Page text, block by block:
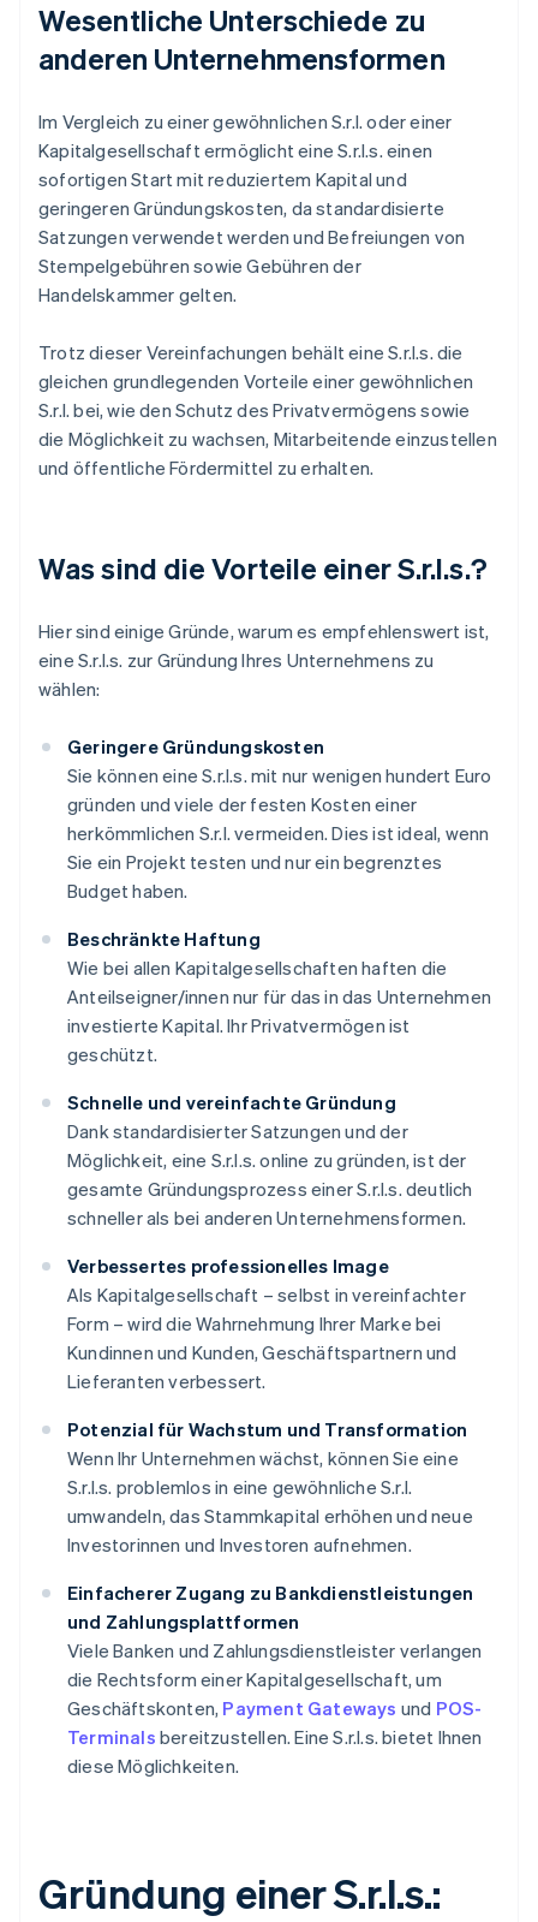
Wesentliche Unterschiede zu
anderen Unternehmensformen
Im Vergleich zu einer gewöhnlichen S.r.l. oder einer
Kapitalgesellschaft ermöglicht eine S.r.l.s. einen
sofortigen Start mit reduziertem Kapital und
geringeren Gründungskosten, da standardisierte
Satzungen verwendet werden und Befreiungen von
Stempelgebühren sowie Gebühren der
Handelskammer gelten.
Trotz dieser Vereinfachungen behält eine S.r.l.s. die
gleichen grundlegenden Vorteile einer gewöhnlichen
S.r.l. bei, wie den Schutz des Privatvermögens sowie
die Möglichkeit zu wachsen, Mitarbeitende einzustellen
und öffentliche Fördermittel zu erhalten.
Was sind die Vorteile einer S.r.l.s.?
Hier sind einige Gründe, warum es empfehlenswert ist,
eine S.r.l.s. zur Gründung Ihres Unternehmens zu
wählen:
Geringere Gründungskosten
Sie können eine S.r.l.s. mit nur wenigen hundert Euro
gründen und viele der festen Kosten einer
herkömmlichen S.r.l. vermeiden. Dies ist ideal, wenn
Sie ein Projekt testen und nur ein begrenztes
Budget haben.
Beschränkte Haftung
Wie bei allen Kapitalgesellschaften haften die
Anteilseigner/innen nur für das in das Unternehmen
investierte Kapital. Ihr Privatvermögen ist
geschützt.
Schnelle und vereinfachte Gründung
Dank standardisierter Satzungen und der
Möglichkeit, eine S.r.l.s. online zu gründen, ist der
gesamte Gründungsprozess einer S.r.l.s. deutlich
schneller als bei anderen Unternehmensformen.
Verbessertes professionelles Image
Als Kapitalgesellschaft – selbst in vereinfachter
Form – wird die Wahrnehmung Ihrer Marke bei
Kundinnen und Kunden, Geschäftspartnern und
Lieferanten verbessert.
Potenzial für Wachstum und Transformation
Wenn Ihr Unternehmen wächst, können Sie eine
S.r.l.s. problemlos in eine gewöhnliche S.r.l.
umwandeln, das Stammkapital erhöhen und neue
Investorinnen und Investoren aufnehmen.
Einfacherer Zugang zu Bankdienstleistungen
und Zahlungsplattformen
Viele Banken und Zahlungsdienstleister verlangen
die Rechtsform einer Kapitalgesellschaft, um
Geschäftskonten, Payment Gateways und POS-
Terminals bereitzustellen. Eine S.r.l.s. bietet Ihnen
diese Möglichkeiten.
Gründung einer S.r.l.s.: